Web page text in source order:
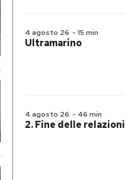
4 agosto 26 - 15 min
Ultramarino
4 agosto 26 - 46 min
2. Fine delle relazioni